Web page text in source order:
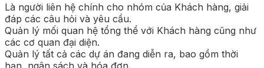
Là người liên hệ chính cho nhóm của Khách hàng, giải
đáp các câu hỏi và yêu cầu.
Quản lý mối quan hệ tổng thể với Khách hàng cũng như
các cơ quan đại diện.
Quản lý tất cả các dự án đang diễn ra, bao gồm thời
hạn, ngân sách và hóa đơn.